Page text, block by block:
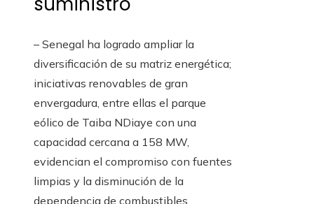
– Senegal ha logrado ampliar la
diversificación de su matriz energética;
iniciativas renovables de gran
envergadura, entre ellas el parque
eólico de Taiba NDiaye con una
capacidad cercana a 158 MW,
evidencian el compromiso con fuentes
limpias y la disminución de la
dependencia de combustibles